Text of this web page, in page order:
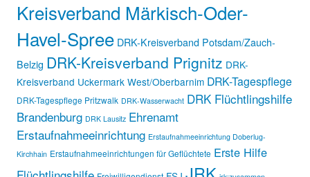
Kreisverband Märkisch-Oder-
Havel-Spree DRK-Kreisverband Potsdam/Zauch-
Belzig DRK-Kreisverband Prignitz DRK-
Kreisverband Uckermark West/Oberbarnim DRK-Tagespflege
DRK-Tagespflege Pritzwalk DRK-Wasserwacht DRK Flüchtlingshilfe
Brandenburg DRK Lausitz Ehrenamt
Erstaufnahmeeinrichtung Erstaufnahmeeinrichtung Doberlug-
Kirchhain Erstaufnahmeeinrichtungen für Geflüchtete Erste Hilfe